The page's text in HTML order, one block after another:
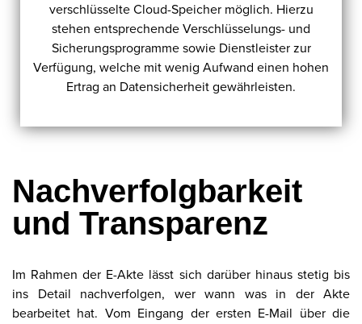
verschlüsselte Cloud-Speicher möglich. Hierzu
stehen entsprechende Verschlüsselungs- und
Sicherungsprogramme sowie Dienstleister zur
Verfügung, welche mit wenig Aufwand einen hohen
Ertrag an Datensicherheit gewährleisten.
Nachverfolgbarkeit
und Transparenz
Im Rahmen der E-Akte lässt sich darüber hinaus stetig bis
ins Detail nachverfolgen, wer wann was in der Akte
bearbeitet hat. Vom Eingang der ersten E-Mail über die